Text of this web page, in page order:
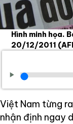
Hình minh họa.
20/12/2011
Việt Nam từng
nhận định ngay